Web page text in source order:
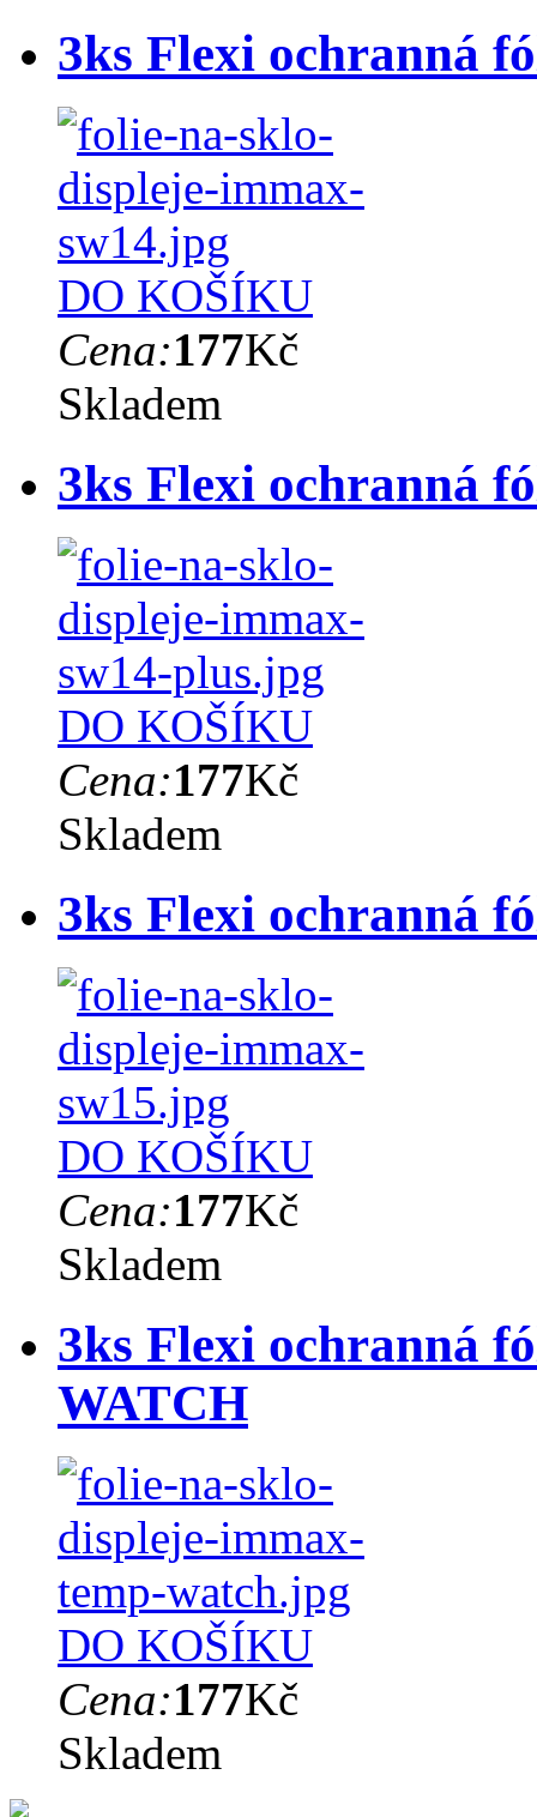
3ks Flexi ochranná
DO KOŠÍKU
Cena:177Kč
Skladem
3ks Flexi ochranná
DO KOŠÍKU
Cena:177Kč
Skladem
3ks Flexi ochranná
DO KOŠÍKU
Cena:177Kč
Skladem
3ks Flexi ochranná
WATCH
DO KOŠÍKU
Cena:177Kč
Skladem